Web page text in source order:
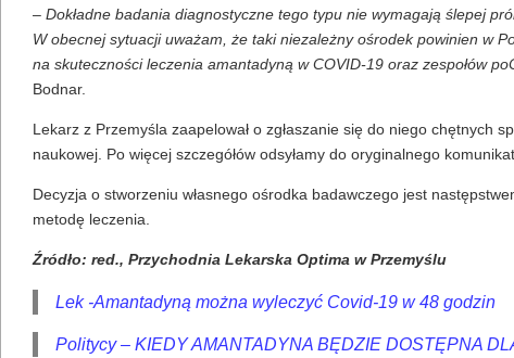
– Dokładne badania diagnostyczne tego typu nie wymagają ślepej
W obecnej sytuacji uważam, że taki niezależny ośrodek powinien w
na skuteczności leczenia amantadyną w COVID-19 oraz zespołów
Bodnar.
Lekarz z Przemyśla zaapelował o zgłaszanie się do niego chętnych
naukowej. Po więcej szczegółów odsyłamy do oryginalnego
Decyzja o stworzeniu własnego ośrodka badawczego jest
metodę leczenia.
Źródło: red., Przychodnia Lekarska Optima w Przemyślu
Lek -Amantadyną można wyleczyć Covid-19 w 48 godzin
Politycy – KIEDY AMANTADYNA BĘDZIE DOSTĘPNA